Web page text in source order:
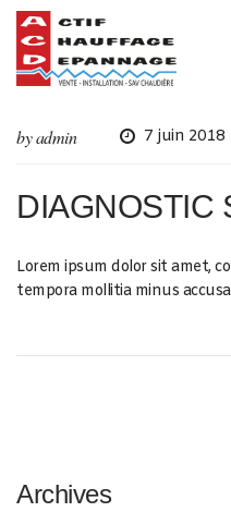
byadmin 7 juin 2018
DIAGNOSTIC
Lorem ipsum dolor sit amet,
tempora mollitia minus
Archives